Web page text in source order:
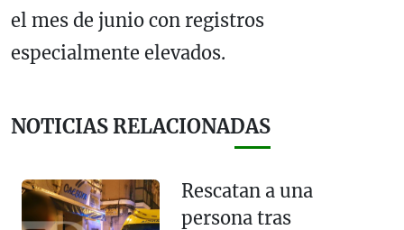
el mes de junio con registros
especialmente elevados.
NOTICIAS RELACIONADAS
Rescatan a una
persona tras